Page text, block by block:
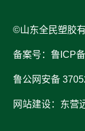
©山东全民塑胶
备案号：鲁ICP
鲁公网安备
网站建设：东营